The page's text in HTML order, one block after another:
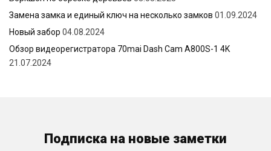
Замена замка и единый ключ на несколько замков 01.09.2024
Новый забор 04.08.2024
Обзор видеорегистратора 70mai Dash Cam A800S-1 4K
21.07.2024
Подписка на новые заметки